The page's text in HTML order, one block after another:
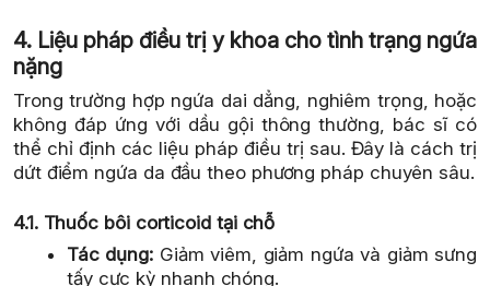
4. Liệu pháp điều trị y khoa cho tình trạng ngứa
nặng
Trong trường hợp ngứa dai dẳng, nghiêm trọng, hoặc
không đáp ứng với dầu gội thông thường, bác sĩ có
thể chỉ định các liệu pháp điều trị sau. Đây là cách trị
dứt điểm ngứa da đầu theo phương pháp chuyên sâu.
4.1. Thuốc bôi corticoid tại chỗ
Tác dụng: Giảm viêm, giảm ngứa và giảm sưng
tấy cực kỳ nhanh chóng.